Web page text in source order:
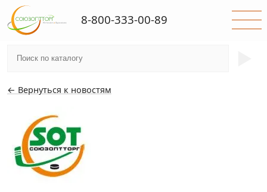
← Вернуться к новостям
8-800-333-00-89